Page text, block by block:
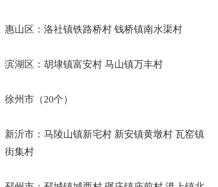
惠山区：洛社镇铁路桥村 钱桥镇南水渠村
滨湖区：胡埭镇富安村 马山镇万丰村
徐州市（20个）
新沂市：马陵山镇新宅村 新安镇黄墩村 瓦窑镇
街集村